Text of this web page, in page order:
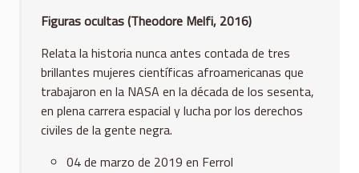
Figuras ocultas (Theodore Melfi, 2016)
Relata la historia nunca antes contada de tres
brillantes mujeres científicas afroamericanas que
trabajaron en la NASA en la década de los sesenta,
en plena carrera espacial y lucha por los derechos
civiles de la gente negra.
04 de marzo de 2019 en Ferrol